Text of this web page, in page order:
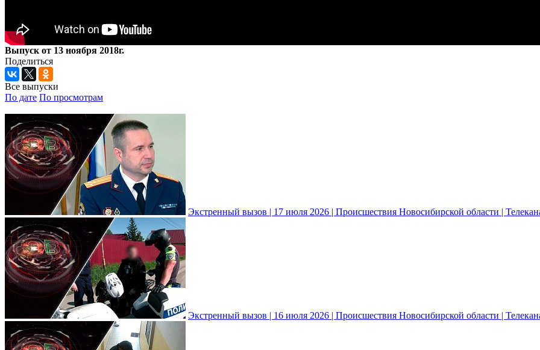
Выпуск от 13 ноября 2018г.
Поделиться
Все выпуски
По дате По просмотрам
Экстренный вызов | 17 июля 2026 | Происшествия Новосибирской области |
Экстренный вызов | 16 июля 2026 | Происшествия Новосибирской области |